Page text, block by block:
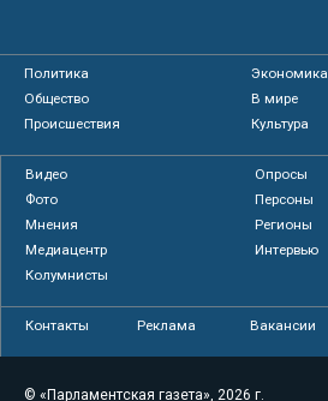
Политика
Экономика
Общество
В мире
Происшествия
Культура
Видео
Опросы
Фото
Персоны
Мнения
Регионы
Медиацентр
Интервью
Колумнисты
Контакты Реклама Вакансии
© «Парламентская газета», 2026 г.